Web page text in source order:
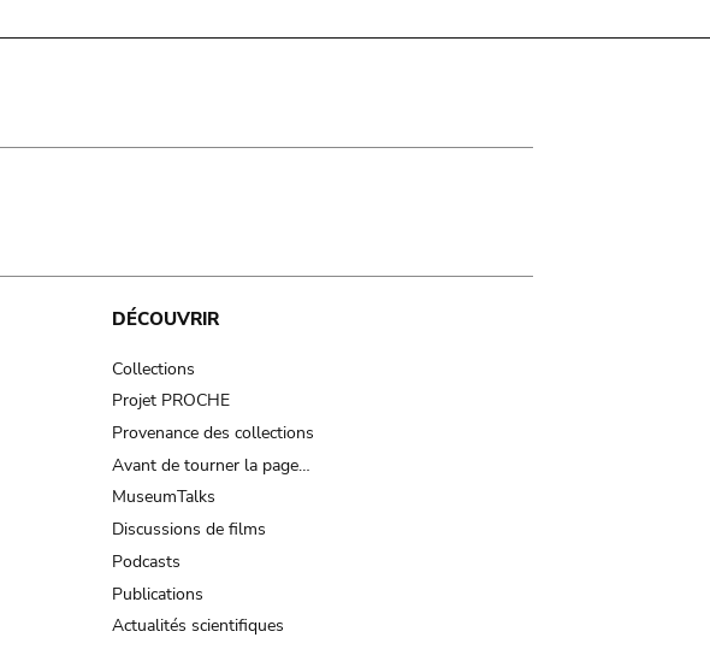
DÉCOUVRIR
Collections
Projet PROCHE
Provenance des collections
Avant de tourner la page…
MuseumTalks
Discussions de films
Podcasts
Publications
Actualités scientifiques